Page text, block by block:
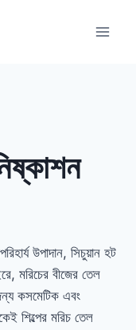
উপাদান, সিচুয়ান হট
মরিচের বীজের তেল
কসমেটিক এবং
শিল্পের মরিচ তেল